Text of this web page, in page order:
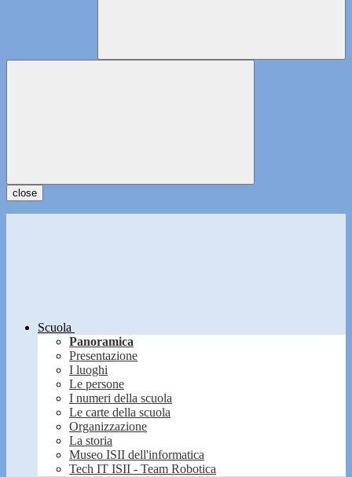
close
Scuola
Panoramica
Presentazione
I luoghi
Le persone
I numeri della scuola
Le carte della scuola
Organizzazione
La storia
Museo ISII dell'informatica
Tech IT ISII - Team Robotica